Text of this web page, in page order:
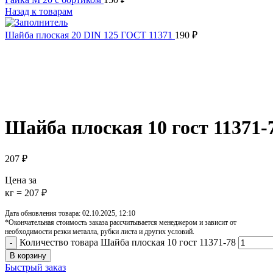
Назад к товарам
Шайба плоская 20 DIN 125 ГОСТ 11371 190 ₽
Шайба плоская 10 гост 11371-
207 ₽
Цена за
кг = 207 ₽
Дата обновления товара: 02.10.2025, 12:10
*Окончательная стоимость заказа рассчитывается менеджером и зависит от
необходимости резки металла, рубки листа и других условий.
Количество товара Шайба плоская 10 гост 11371-78
В корзину
Быстрый заказ